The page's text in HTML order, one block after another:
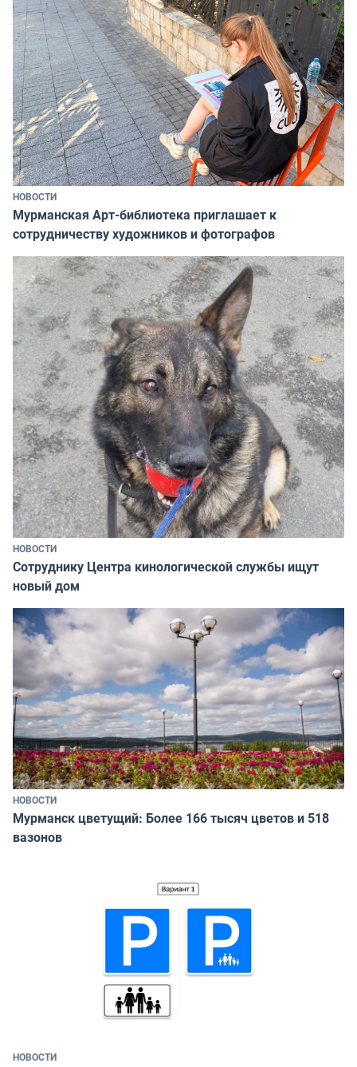
НОВОСТИ
Мурманская Арт-библиотека приглашает к
сотрудничеству художников и фотографов
НОВОСТИ
Сотруднику Центра кинологической службы ищут
новый дом
НОВОСТИ
Мурманск цветущий: Более 166 тысяч цветов и 518
вазонов
НОВОСТИ